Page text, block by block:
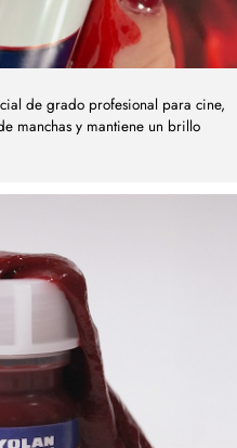
de grado profesional para cine,
manchas y mantiene un brillo